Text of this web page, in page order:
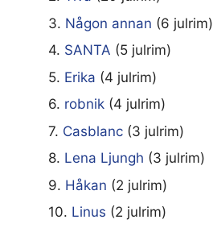
3. Någon annan (6 julrim)
4. SANTA (5 julrim)
5. Erika (4 julrim)
6. robnik (4 julrim)
7. Casblanc (3 julrim)
8. Lena Ljungh (3 julrim)
9. Håkan (2 julrim)
10. Linus (2 julrim)